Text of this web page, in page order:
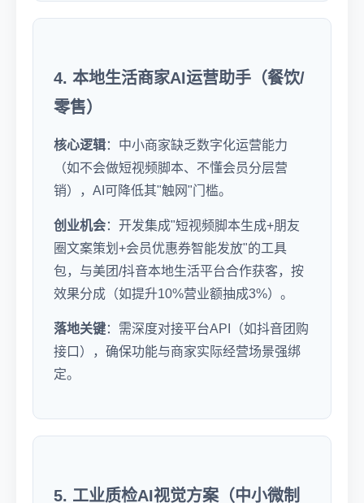
4. 本地生活商家AI运营助手（餐饮/
零售）
核心逻辑：中小商家缺乏数字化运营能力
（如不会做短视频脚本、不懂会员分层营
销），AI可降低其"触网"门槛。
创业机会：开发集成"短视频脚本生成+朋友
圈文案策划+会员优惠券智能发放"的工具
包，与美团/抖音本地生活平台合作获客，按
效果分成（如提升10%营业额抽成3%）。
落地关键：需深度对接平台API（如抖音团购
接口），确保功能与商家实际经营场景强绑
定。
5. 工业质检AI视觉方案（中小微制